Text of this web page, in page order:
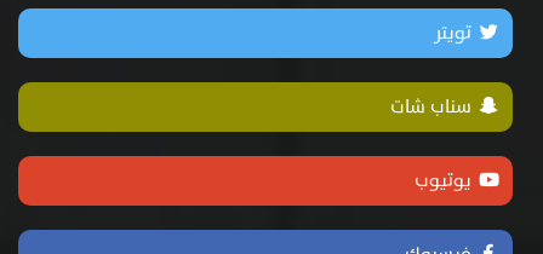
تويتر
سناب شات
يوتيوب